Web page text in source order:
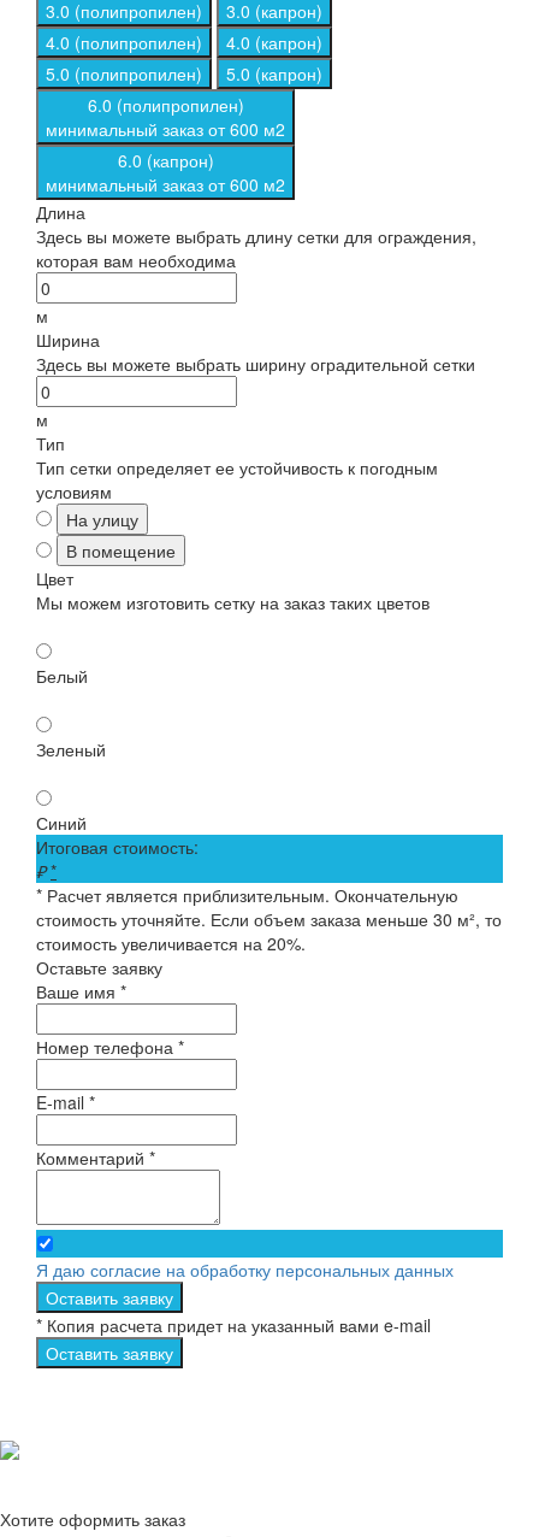
3.0 (полипропилен)
3.0 (капрон)
4.0 (полипропилен)
4.0 (капрон)
5.0 (полипропилен)
5.0 (капрон)
6.0 (полипропилен)
минимальный заказ от 600 м2
6.0 (капрон)
минимальный заказ от 600 м2
Длина
Здесь вы можете выбрать длину сетки для ограждения,
которая вам необходима
м
Ширина
Здесь вы можете выбрать ширину оградительной сетки
м
Тип
Тип сетки определяет ее устойчивость к погодным
условиям
На улицу
В помещение
Цвет
Мы можем изготовить сетку на заказ таких цветов
Белый
Зеленый
Синий
Итоговая стоимость:
₽ *
* Расчет является приблизительным. Окончательную
стоимость уточняйте. Если объем заказа меньше 30 м², то
стоимость увеличивается на 20%.
Оставьте заявку
Ваше имя *
Номер телефона *
E-mail *
Комментарий *
Я даю согласие на обработку персональных данных
Оставить заявку
* Копия расчета придет на указанный вами e-mail
Оставить заявку
Хотите оформить заказ